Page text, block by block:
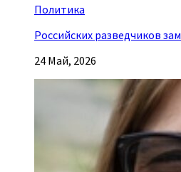
Политика
Российских разведчиков
24 Май, 2026